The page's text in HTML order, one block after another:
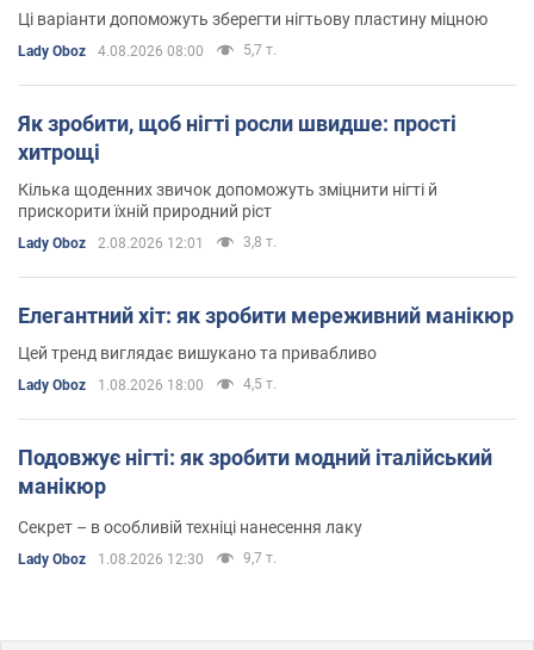
Ці варіанти допоможуть зберегти нігтьову пластину міцною
Lady Oboz 4.08.2026 08:00 5,7 т.
Як зробити, щоб нігті росли швидше: прості
хитрощі
Кілька щоденних звичок допоможуть зміцнити нігті й
прискорити їхній природний ріст
Lady Oboz 2.08.2026 12:01 3,8 т.
Елегантний хіт: як зробити мереживний манікюр
Цей тренд виглядає вишукано та привабливо
Lady Oboz 1.08.2026 18:00 4,5 т.
Подовжує нігті: як зробити модний італійський
манікюр
Секрет – в особливій техніці нанесення лаку
Lady Oboz 1.08.2026 12:30 9,7 т.